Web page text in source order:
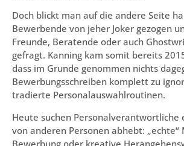
Doch blickt man auf die andere Seite
Bewerbende von jeher Joker gezogen
Freunde, Beratende oder auch
gefragt. Kanning kam somit bereits
dass im Grunde genommen nichts
Bewerbungsschreiben komplett zu
tradierte Personalauswahlroutinen.
Heute suchen Personalverantwortliche
von anderen Personen abhebt:
Bewerbung oder kreative